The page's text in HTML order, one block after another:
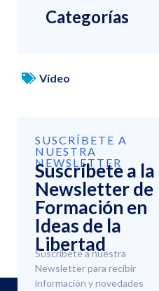
Categorías
Vídeo
SUSCRÍBETE A
NUESTRA
NEWSLETTER
Suscríbete a la
Newsletter de
Formación en
Ideas de la
Libertad
Suscríbete a nuestra
Newsletter para recibir
información y novedades